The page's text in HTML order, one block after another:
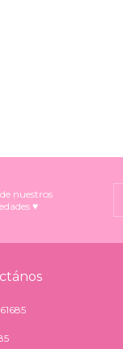
nuestros
♥